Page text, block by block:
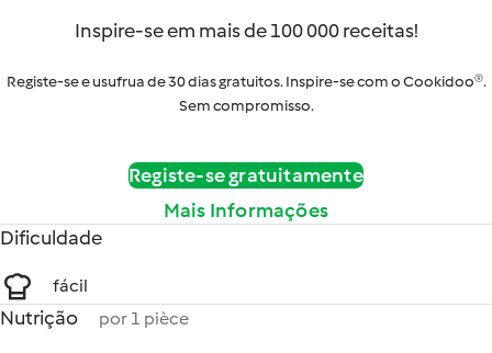
Inspire-se em mais de 100 000 receitas!
Registe-se e usufrua de 30 dias gratuitos. Inspire-se com o Cookidoo®.
Sem compromisso.
Registe-se gratuitamente
Mais Informações
Dificuldade
fácil
Nutrição por 1 pièce